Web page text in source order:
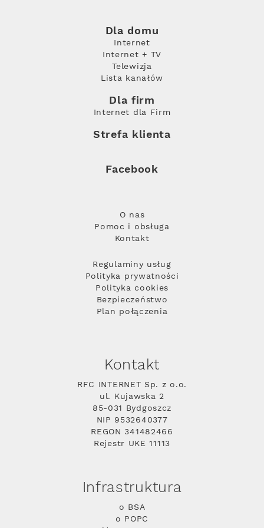
Dla domu
Internet
Internet + TV
Telewizja
Lista kanałów
Dla firm
Internet dla Firm
Strefa klienta
Facebook
O nas
Pomoc i obsługa
Kontakt
Regulaminy usług
Polityka prywatności
Polityka cookies
Bezpieczeństwo
Plan połączenia
Kontakt
RFC INTERNET Sp. z o.o.
ul. Kujawska 2
85-031 Bydgoszcz
NIP 9532640377
REGON 341482466
Rejestr UKE 11113
Infrastruktura
o BSA
o POPC